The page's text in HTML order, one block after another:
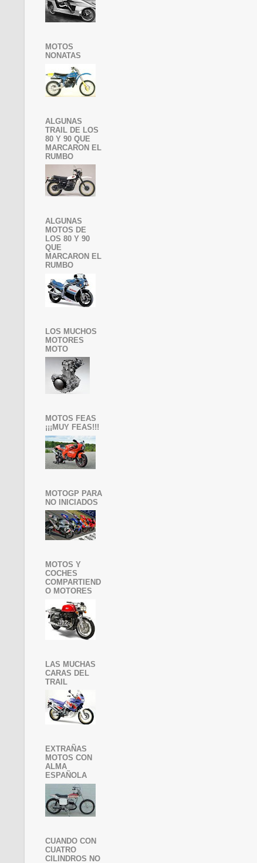
MOTOS
NONATAS
ALGUNAS
TRAIL DE LOS
80 Y 90 QUE
MARCARON EL
RUMBO
ALGUNAS
MOTOS DE
LOS 80 Y 90
QUE
MARCARON EL
RUMBO
LOS MUCHOS
MOTORES
MOTO
MOTOS FEAS
¡¡¡MUY FEAS!!!
MOTOGP PARA
NO INICIADOS
MOTOS Y
COCHES
COMPARTIEND
O MOTORES
LAS MUCHAS
CARAS DEL
TRAIL
EXTRAÑAS
MOTOS CON
ALMA
ESPAÑOLA
CUANDO CON
CUATRO
CILINDROS NO